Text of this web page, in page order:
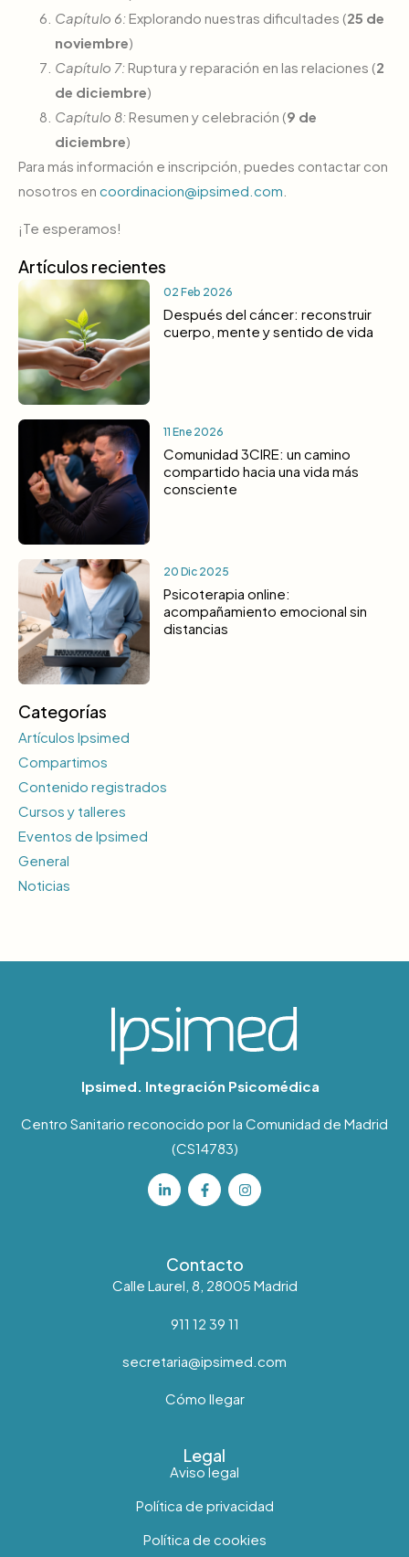
Capítulo 6:Explorando nuestras dificultades (25 de
noviembre)
Capítulo 7:Ruptura y reparación en las relaciones (2
de diciembre)
Capítulo 8:Resumen y celebración (9 de
diciembre)
Para más información e inscripción, puedes contactar con
nosotros en coordinacion@ipsimed.com
¡Te esperamos!
Artículos recientes
02 Feb 2026
Después del cáncer: reconstruir
cuerpo, mente y sentido de vida
11 Ene 2026
Comunidad 3CIRE: un camino
compartido hacia una vida más
consciente
20 Dic 2025
Psicoterapia online:
acompañamiento emocional sin
distancias
Categorías
Artículos Ipsimed
Compartimos
Contenido registrados
Cursos y talleres
Eventos de Ipsimed
General
Noticias
Ipsimed. Integración Psicomédica
Centro Sanitario reconocido por la Comunidad de Madrid
(CS14783)
Contacto
Calle Laurel, 8, 28005 Madrid
911 12 39 11
secretaria@ipsimed.com
Cómo llegar
Legal
Aviso legal
Política de privacidad
Política de cookies